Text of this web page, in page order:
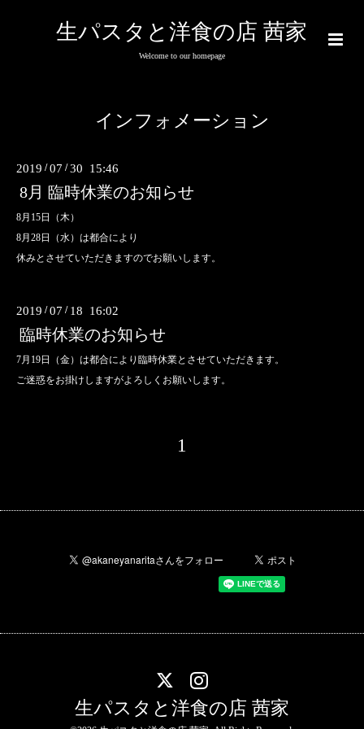
生パスタと洋食の店 茜家
Welcome to our homepage
インフォメーション
2019 /07 /30 15:46
8月 臨時休業のお知らせ
8月15日（木）
8月28日（水）は都合により
休みとさせていただきますのでお願いします。
2019 /07 / 18 16:02
臨時休業のお知らせ
7月19日（金）は都合により臨時休業とさせていただきます。
ご迷惑をお掛けしますがよろしくお願いします。
1
生パスタと洋食の店 茜家